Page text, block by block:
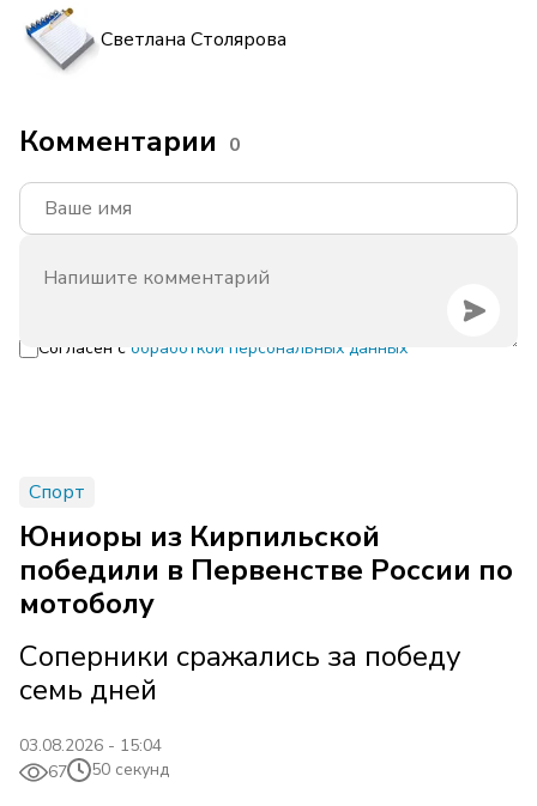
Светлана Столярова
Комментарии 0
Согласен с обработкой персональных данных
Спорт
Юниоры из Кирпильской
победили в Первенстве России по
мотоболу
Соперники сражались за победу
семь дней
03.08.2026 - 15:04
67
50 секунд